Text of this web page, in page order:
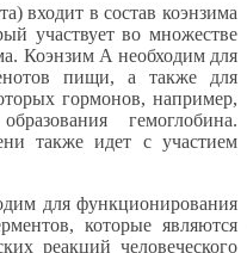
входит в состав коэнзима
участвует во множестве
Коэнзим А необходим для
пищи, а также для
гормонов, например,
гемоглобина.
также идет с участием
для функционирования
которые являются
реакций человеческого